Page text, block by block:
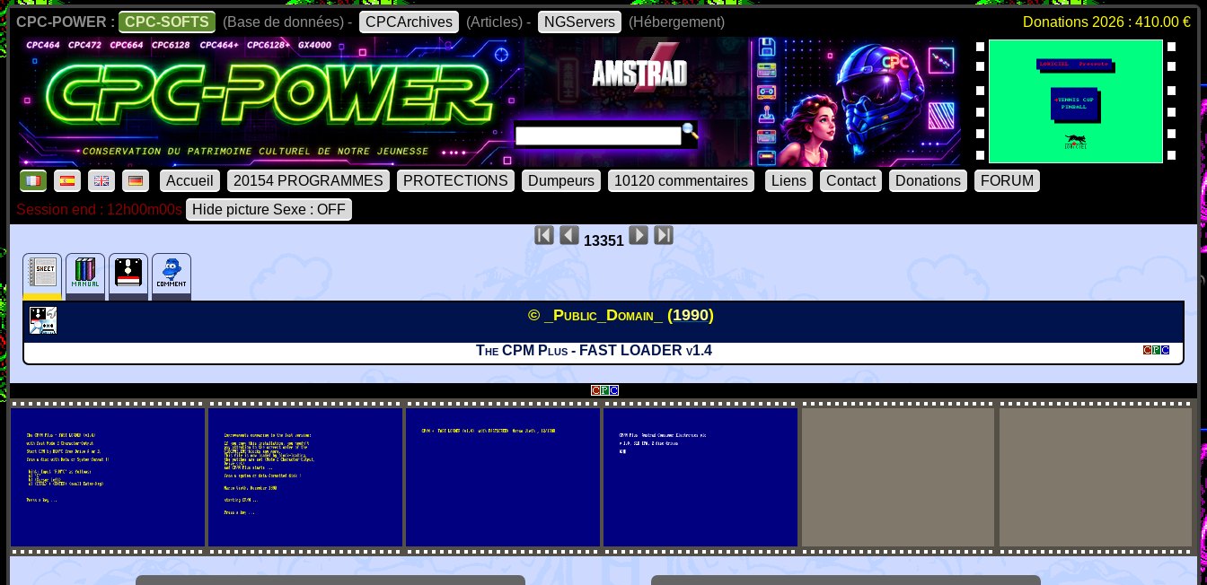
CPC-POWER : CPC-SOFTS (Base de données) - CPCArchives (Articles) - NGServers (Hébergement) Donations 2026 : 410.00 €
Accueil 20154 PROGRAMMES PROTECTIONS Dumpeurs 10120 commentaires Liens Contact Donations
FORUM
Session end : 12h00m00s
Hide picture Sexe : OFF
13351
© _Public_Domain_ (1990)
The CPM Plus - FAST LOADER v1.4